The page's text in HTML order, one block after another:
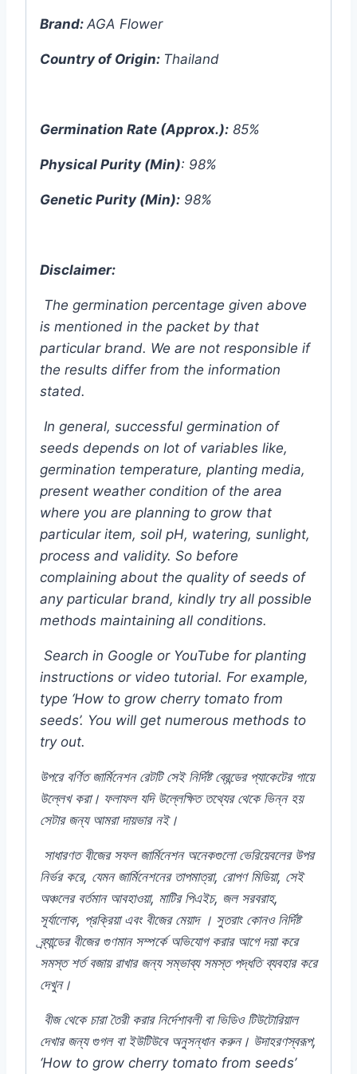
Brand: AGA Flower
Country of Origin: Thailand
Germination Rate (Approx.): 85%
Physical Purity (Min): 98%
Genetic Purity (Min): 98%
Disclaimer:
The germination percentage given above
is mentioned in the packet by that
particular brand. We are not responsible if
the results differ from the information
stated.
In general, successful germination of
seeds depends on lot of variables like,
germination temperature, planting media,
present weather condition of the area
where you are planning to grow that
particular item, soil pH, watering, sunlight,
process and validity. So before
complaining about the quality of seeds of
any particular brand, kindly try all possible
methods maintaining all conditions.
Search in Google or YouTube for planting
instructions or video tutorial. For example,
type ‘How to grow cherry tomato from
seeds’. You will get numerous methods to
try out.
উপরে বর্ণিত জার্মিনেশন রেটটি সেই নির্দিষ্ট ব্রেন্ডের প্যাকেটের গায়ে
উল্লেখ করা। ফলাফল যদি উল্লেক্ষিত তথ্যের থেকে ভিন্ন হয়
সেটার জন্য আমরা দায়ভার নই।
সাধারণত বীজের সফল জার্মিনেশন অনেকগুলো ভেরিয়েবলের উপর
নির্ভর করে, যেমন জার্মিনেশনের তাপমাত্রা, রোপণ মিডিয়া, সেই
অঞ্চলের বর্তমান আবহাওয়া, মাটির পিএইচ, জল সরবরাহ,
সূর্যালোক, প্রক্রিয়া এবং বীজের মেয়াদ । সুতরাং কোনও নির্দিষ্ট
ব্র্যান্ডের বীজের গুণমান সম্পর্কে অভিযোগ করার আগে দয়া করে
সমস্ত শর্ত বজায় রাখার জন্য সম্ভাব্য সমস্ত পদ্ধতি ব্যবহার করে
দেখুন।
বীজ থেকে চারা তৈরী করার নির্দেশাবলী বা ভিডিও টিউটোরিয়াল
দেখার জন্য গুগল বা ইউটিউবে অনুসন্ধান করুন। উদাহরণস্বরূপ,
‘How to grow cherry tomato from seeds’